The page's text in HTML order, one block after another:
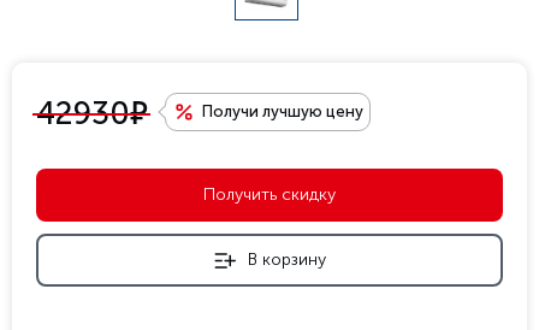
42930е Получи лучшую цену
Получить скидку
В корзину